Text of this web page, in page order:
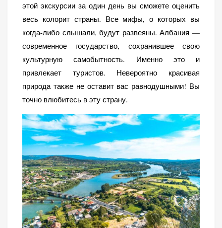
этой экскурсии за один день вы сможете оценить
весь колорит страны. Все мифы, о которых вы
когда-либо слышали, будут развеяны. Албания —
современное государство, сохранившее свою
культурную самобытность. Именно это и
привлекает туристов. Невероятно красивая
природа также не оставит вас равнодушными! Вы
точно влюбитесь в эту страну.